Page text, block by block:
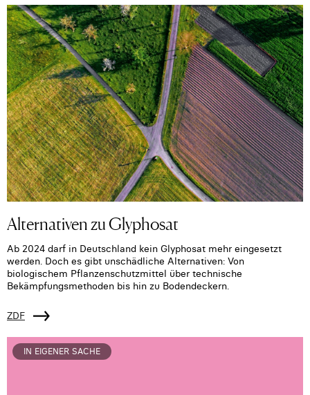
Alternativen zu Glyphosat
Ab 2024 darf in Deutschland kein Glyphosat mehr eingesetzt
werden. Doch es gibt unschädliche Alternativen: Von
biologischem Pflanzenschutzmittel über technische
Bekämpfungsmethoden bis hin zu Bodendeckern.
ZDF
IN EIGENER SACHE